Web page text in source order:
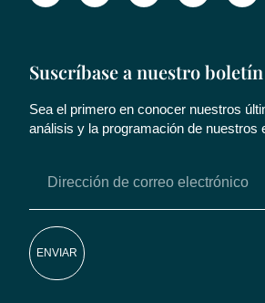
Suscríbase a nuestro boletín
Sea el primero en conocer nuestros
análisis y la programación de nuestros
ENVIAR